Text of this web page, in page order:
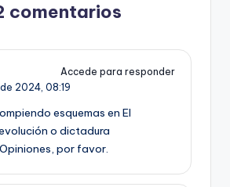
comentarios
Accede para responder
2024, 08:19
esquemas en El
o dictadura
por favor.